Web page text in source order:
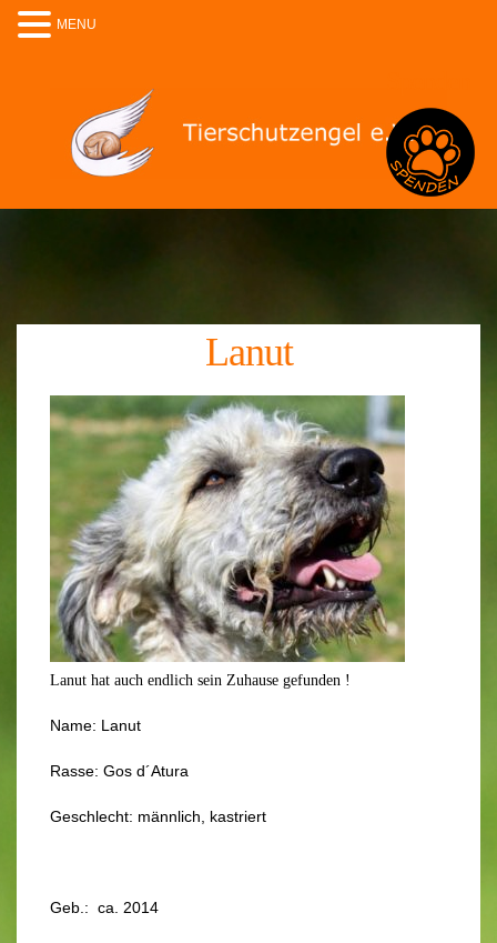
Lanut
Lanut hat auch endlich sein Zuhause gefunden !
Name: Lanut
Rasse: Gos d´Atura
Geschlecht: männlich, kastriert
Geb.: ca. 2014
MENU